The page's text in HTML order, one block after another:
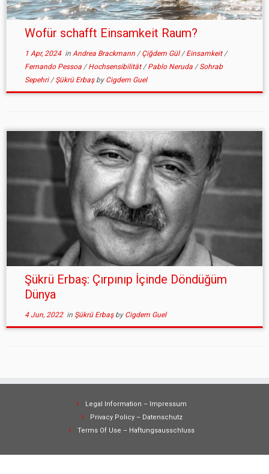
Wofür schafft Einsamkeit Raum?
1 Apr, 2024in Andrea Brackmann /Çiğdem Gül/Einsamkeit/
Fernando Pessoa /Hochsensibilität/Pablo Neruda /Sohrab
Sepehri/Şükrü Erbaş by Cigdem Guel
Şükrü Erbaş: Çırpınıp İçinde Döndüğüm
Dünya
4 Jun, 2022in Şükrü Erbaş by Cigdem Guel
Legal Information – Impressum
Privacy Policy – Datenschutz
Terms Of Use – Haftungsausschluss